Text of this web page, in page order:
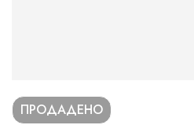
ПРОДАДЕНО